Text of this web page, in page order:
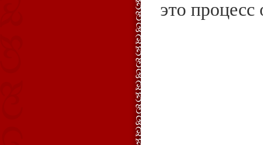
это процесс